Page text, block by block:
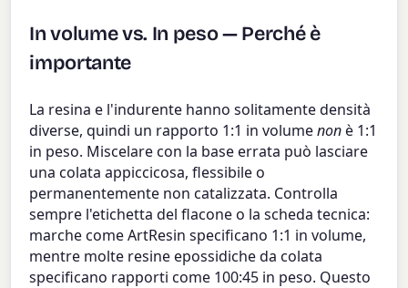
In volume vs. In peso — Perché è
importante
La resina e l'indurente hanno solitamente densità
diverse, quindi un rapporto 1:1 in volumenonè 1:1
in peso. Miscelare con la base errata può lasciare
una colata appiccicosa, flessibile o
permanentemente non catalizzata. Controlla
sempre l'etichetta del flacone o la scheda tecnica:
marche come ArtResin specificano 1:1 in volume,
mentre molte resine epossidiche da colata
specificano rapporti come 100:45 in peso. Questo